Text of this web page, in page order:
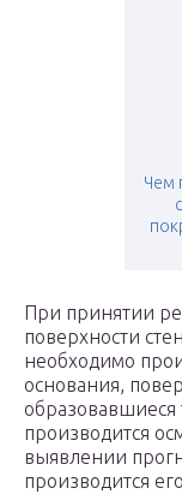
Чем
При принятии
поверхности
необходимо
основания,
производится
выявлении
производится